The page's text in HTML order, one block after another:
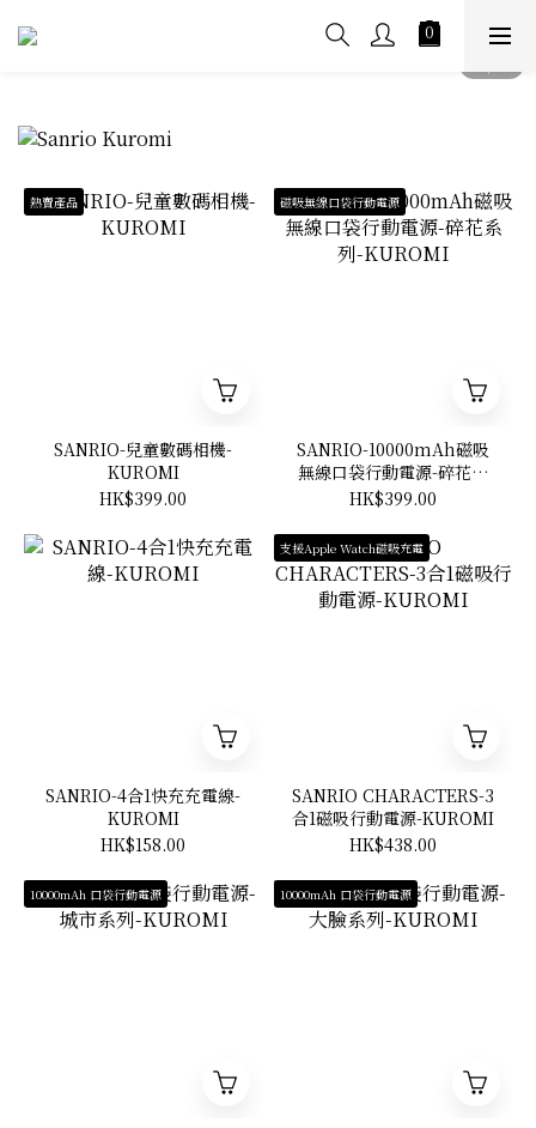
熱賣產品
SANRIO-兒童數碼相機-
KUROMI
HK$399.00
磁吸無線口袋行動電源
SANRIO-10000mAh磁吸
無線口袋行動電源-碎花系
列-KUROMI
HK$399.00
SANRIO-4合1快充充電線-
KUROMI
HK$158.00
支援Apple Watch磁吸充電
SANRIO CHARACTERS-3
合1磁吸行動電源-KUROMI
HK$438.00
10000mAh 口袋行動電源 10000mAh 口袋行動電源